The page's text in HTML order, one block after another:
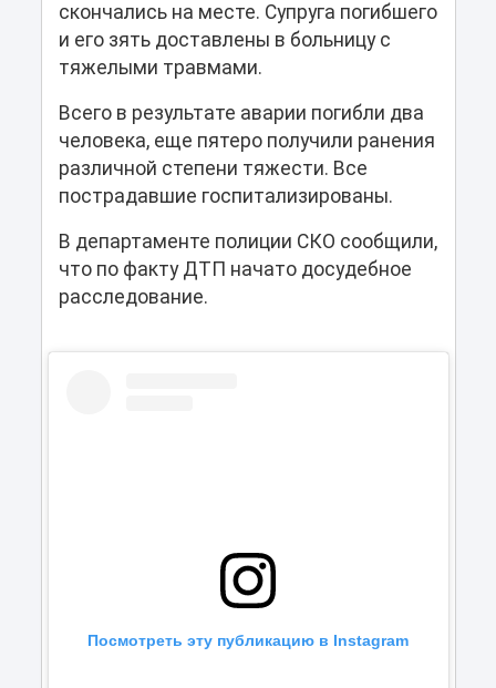
скончались на месте. Супруга погибшего
и его зять доставлены в больницу с
тяжелыми травмами.
Всего в результате аварии погибли два
человека, еще пятеро получили ранения
различной степени тяжести. Все
пострадавшие госпитализированы.
В департаменте полиции СКО сообщили,
что по факту ДТП начато досудебное
расследование.
Посмотреть эту публикацию в Instagram